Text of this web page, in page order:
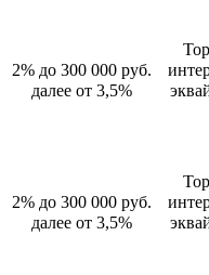
2% до 300 000 руб.
далее от 3,5%
2% до 300 000 руб.
далее от 3,5%